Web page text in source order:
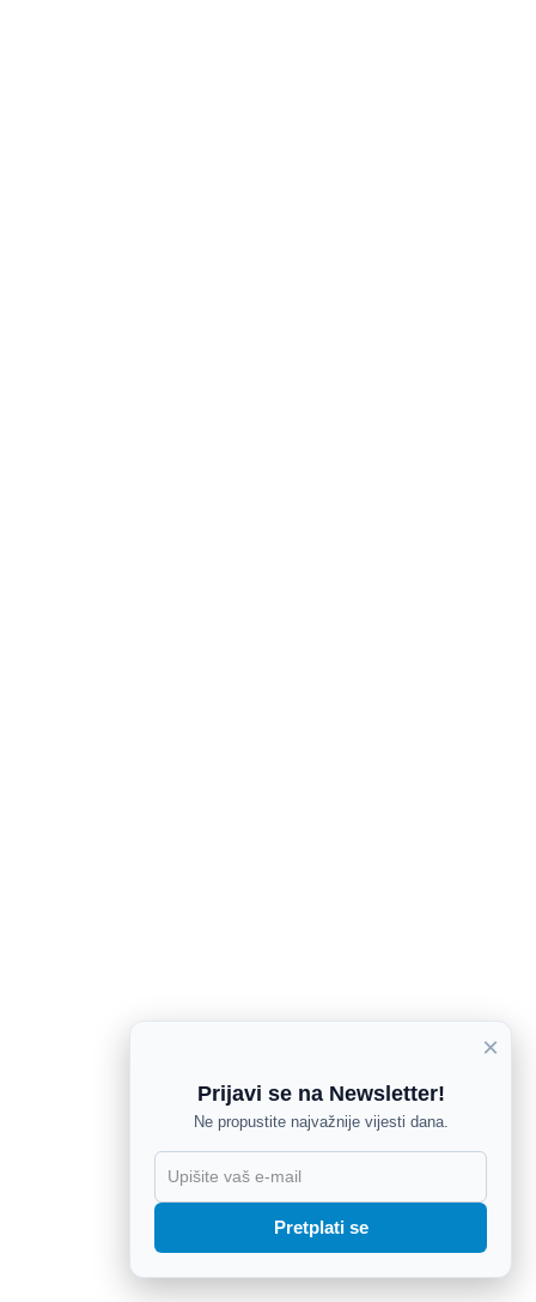
×
Prijavi se na Newsletter!
Ne propustite najvažnije vijesti dana.
Pretplati se